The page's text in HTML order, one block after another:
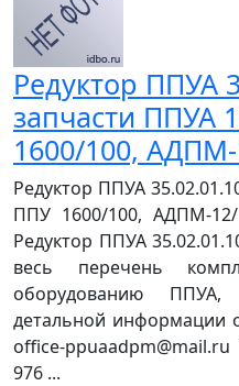
Редуктор ППУА
запчасти ППУА
1600/100,
Редуктор ППУА
ППУ 1600/100, АДПМ-
Редуктор ППУА
весь перечень
оборудованию
детальной информации
office-ppuaadpm@mail.ru
976 ...